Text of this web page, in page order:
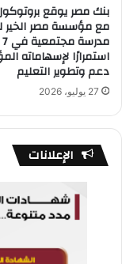
بنك مصر يوقع
استمرارًا لإسهاماته
دعم وتطوير التعليم
27 يوليو، 2026
الإعلانات